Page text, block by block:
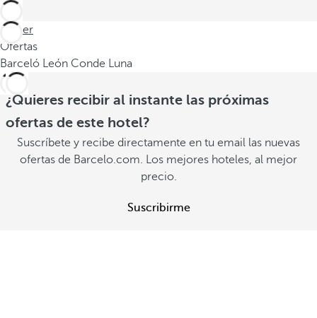
Volver
Ofertas
Barceló León Conde Luna
¿Quieres recibir al instante las próximas
ofertas de este hotel?
Suscríbete y recibe directamente en tu email las nuevas
ofertas de Barcelo.com. Los mejores hoteles, al mejor
precio.
Suscribirme